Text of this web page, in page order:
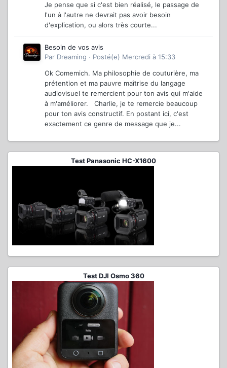
Je pense que si c'est bien réalisé, le passage de
l'un à l'autre ne devrait pas avoir besoin
d'explication, ou alors très courte...
Besoin de vos avis
Par Dreaming · Posté(e) Mercredi à 15:33
Ok Comemich. Ma philosophie de couturière, ma
prétention et ma pauvre maîtrise du langage
audiovisuel te remercient pour ton avis qui m'aide
à m'améliorer. Charlie, je te remercie beaucoup
pour ton avis constructif. En postant ici, c'est
exactement ce genre de message que je...
Test Panasonic HC-X1600
Test DJI Osmo 360